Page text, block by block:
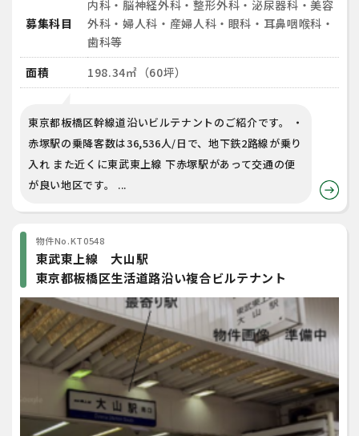
募集科目
内科・脳神経外科・整形外科・泌尿器科・美容
外科・婦人科・産婦人科・眼科・耳鼻咽喉科・
歯科等
面積
198.34㎡（60坪）
東京都板橋区幹線道沿いビルテナントのご紹介です。 ・
赤塚駅の乗降客数は36,536人/日で、地下鉄2路線が乗り
入れ また近くに東武東上線 下赤塚駅があって交通の便
が良い地区です。 ...
物件No.KT0548
東武東上線 大山駅
東京都板橋区生活道路沿い複合ビルテナント